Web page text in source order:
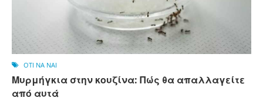
OTI NA NAI
Μυρμήγκια στην κουζίνα: Πώς θα απαλλαγείτε
από αυτά